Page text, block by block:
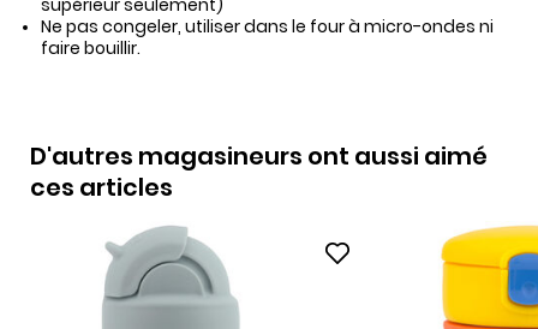
supérieur seulement)
Ne pas congeler, utiliser dans le four à micro-ondes ni
faire bouillir.
D'autres magasineurs ont aussi aimé
ces articles